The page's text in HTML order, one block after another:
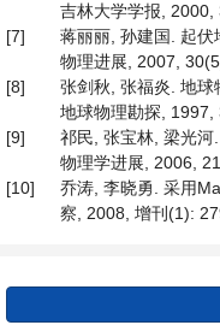
吉林大学学报, 2000,
[7]
蒋丽丽, 孙建国. 起
物理进展, 2007,
[8]
张剑秋, 张福炎. 地球
地球物理勘探, 1997,
[9]
祁民, 张宝林, 梁光
物理学进展, 2006,
[10]
乔涛, 李晓勇. 采用
察, 2008, 增刊(1):